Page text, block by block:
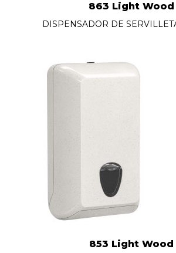
863 Light Wood
DISPENSADOR DE
853 Light Wood